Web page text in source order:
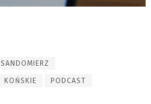
SANDOMIERZ
KOŃSKIE PODCAST